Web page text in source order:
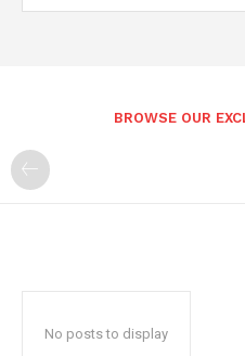
BROWSE OUR
No posts to display